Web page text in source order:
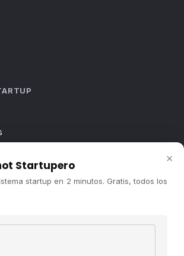
×
Startupero
startup en 2 minutos. Gratis, todos los